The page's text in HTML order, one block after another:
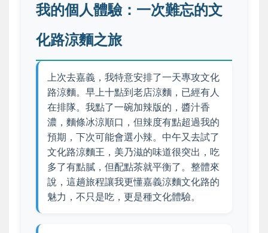
我的個人體驗：一次難忘的文
化路涼麵之旅
上次去嘉義，我特意安排了一天專攻文化
路涼麵。早上十點到老店涼麵，已經有人
在排隊。我點了一碗加辣版的，醬汁香
濃，麵條冰涼順口，但辣度有點超過我的
預期，下次可能會選小辣。中午又去試了
文化路涼麵王，美乃滋的味道很突出，吃
多了有點膩，但配點茶就平衡了。整體來
說，這趟旅程讓我更懂嘉義涼麵文化路的
魅力，不只是吃，更是種文化體驗。